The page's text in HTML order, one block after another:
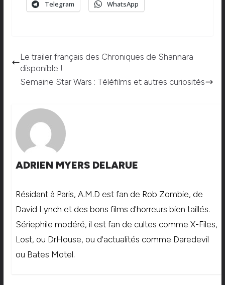
Telegram WhatsApp
Le trailer français des Chroniques de Shannara
disponible !
Semaine Star Wars : Téléfilms et autres curiosités
ADRIEN MYERS DELARUE
Résidant à Paris, A.M.D est fan de Rob Zombie, de
David Lynch et des bons films d'horreurs bien taillés.
Sériephile modéré, il est fan de cultes comme X-Files,
Lost, ou DrHouse, ou d'actualités comme Daredevil
ou Bates Motel.